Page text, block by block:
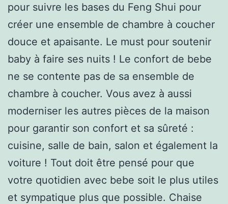
pour suivre les bases du Feng Shui pour
créer une ensemble de chambre à coucher
douce et apaisante. Le must pour soutenir
baby à faire ses nuits ! Le confort de bebe
ne se contente pas de sa ensemble de
chambre à coucher. Vous avez à aussi
moderniser les autres pièces de la maison
pour garantir son confort et sa sûreté :
cuisine, salle de bain, salon et également la
voiture ! Tout doit être pensé pour que
votre quotidien avec bebe soit le plus utiles
et sympatique plus que possible. Chaise